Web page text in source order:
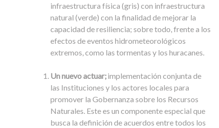
infraestructura física (gris) con infraestructura
natural (verde) con la finalidad de mejorar la
capacidad de resiliencia; sobre todo, frente a los
efectos de eventos hidrometeorológicos
extremos, como las tormentas y los huracanes.
Un nuevo actuar;implementación conjunta de
las Instituciones y los actores locales para
promover la Gobernanza sobre los Recursos
Naturales. Este es un componente especial que
busca la definición de acuerdos entre todos los